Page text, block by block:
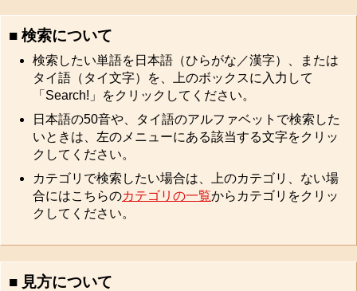
■ 検索について
検索したい単語を日本語（ひらがな／漢字）、または
タイ語（タイ文字）を、上のボックスに入力して
「Search!」をクリックしてください。
日本語の50音や、タイ語のアルファベットで検索した
いときは、左のメニューにある該当する文字をクリッ
クしてください。
カテゴリで検索したい場合は、上のカテゴリ、ない場
合にはこちらのカテゴリの一覧からカテゴリをクリッ
クしてください。
■ 見方について